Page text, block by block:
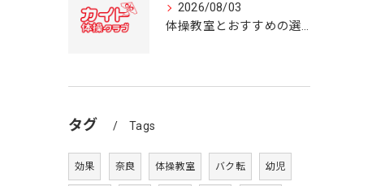
2026/08/03
体操教室とおすすめの選び方を奈良県の体操クラブ事情から詳しく解説
タグ Tags
効果 奈良 体操教室 バク転 幼児